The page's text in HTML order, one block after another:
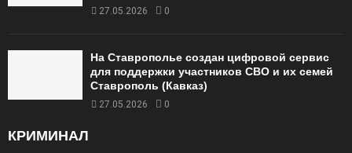
27.05.2026 0
На Ставрополье создан цифровой сервис
для поддержки участников СВО и их семей
Ставрополь (Кавказ)
27.05.2026 0
КРИМИНАЛ